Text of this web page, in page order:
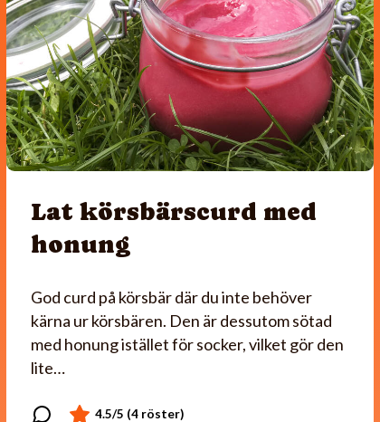
Lat körsbärscurd med
honung
God curd på körsbär där du inte behöver
kärna ur körsbären. Den är dessutom sötad
med honung istället för socker, vilket gör den
lite…